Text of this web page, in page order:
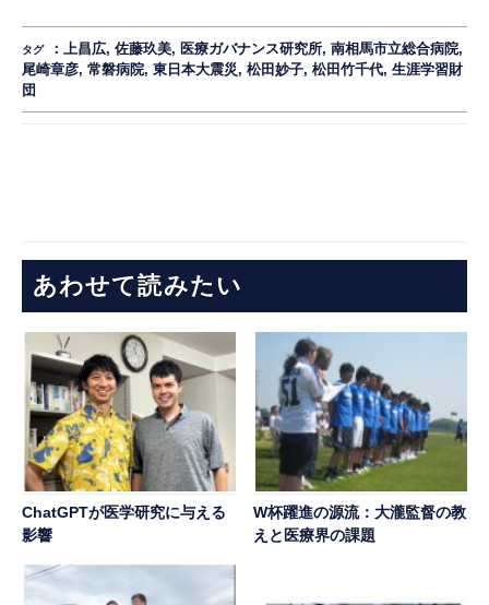
タグ ： 上昌広,佐藤玖美, 医療ガバナンス研究所,南相馬市立総合病院,
尾崎章彦,常磐病院,東日本大震災,松田妙子,松田竹千代,生涯学習財
団
あわせて読みたい
ChatGPTが医学研究に与える
影響
W杯躍進の源流：大瀧監督の教
えと医療界の課題